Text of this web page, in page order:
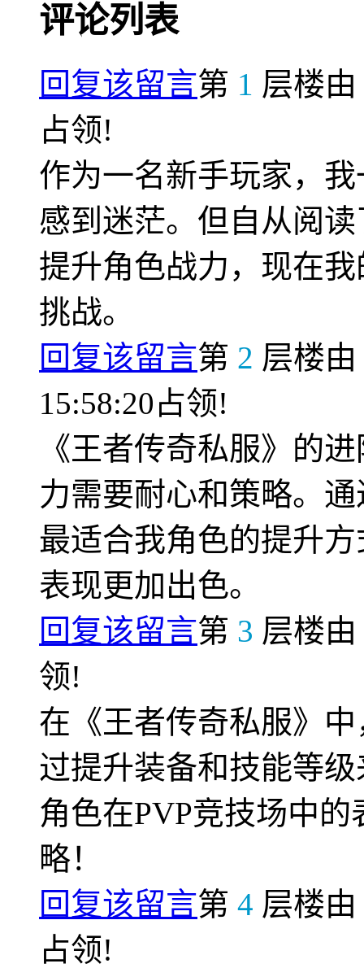
评论列表
回复该留言第 1 层楼由
占领!
作为一名新手玩家，
感到迷茫。但自从阅
提升角色战力，现在
挑战。
回复该留言第 2 层楼由
15:58:20占领!
《王者传奇私服》的
力需要耐心和策略。
最适合我角色的提升
表现更加出色。
回复该留言第 3 层楼由
领!
在《王者传奇私服》
过提升装备和技能等
角色在PVP竞技场中
略！
回复该留言第 4 层楼由
占领!